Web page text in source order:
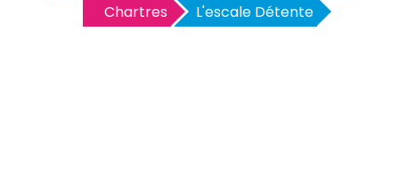
Chartres
L'escale Détente